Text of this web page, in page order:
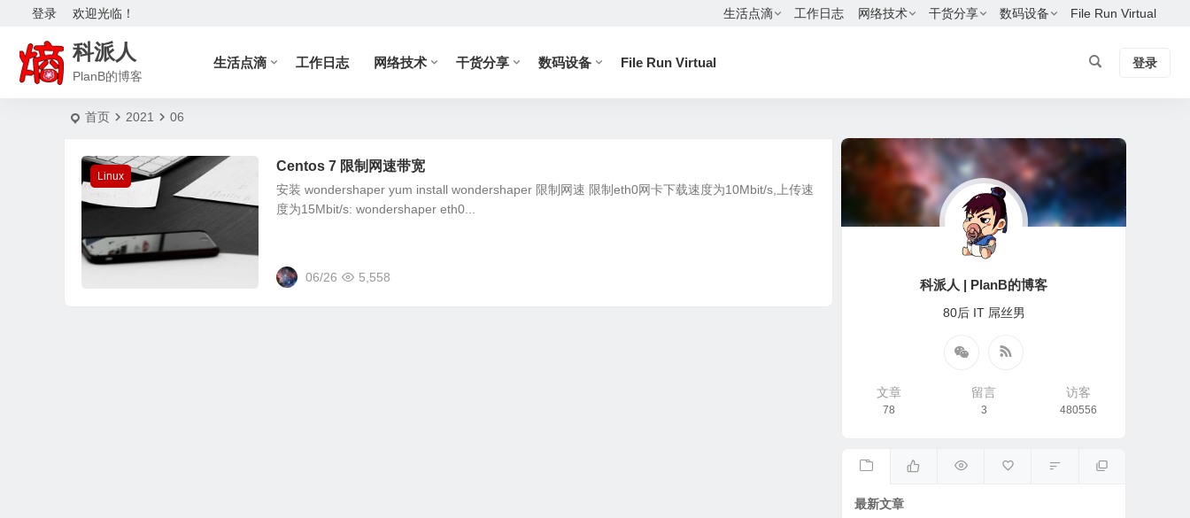
欢迎光临！
登录 生活点滴 工作日志 网络技术 干货分享 数码设备 File Run Virtual
科派人
PlanB的博客
生活点滴 工作日志 网络技术 干货分享 数码设备 File Run Virtual 登录
首页 2021 06
Linux
Centos 7 限制网速带宽
安装 wondershaper yum install wondershaper 限制网速 限制eth0网卡下载速度为10Mbit/s,上传速
度为15Mbit/s: wondershaper eth0...
06/26 5,558 科派人 | PlanB的博客
80后 IT 屌丝男
文章
78
留言
3
访客
480556
最新文章